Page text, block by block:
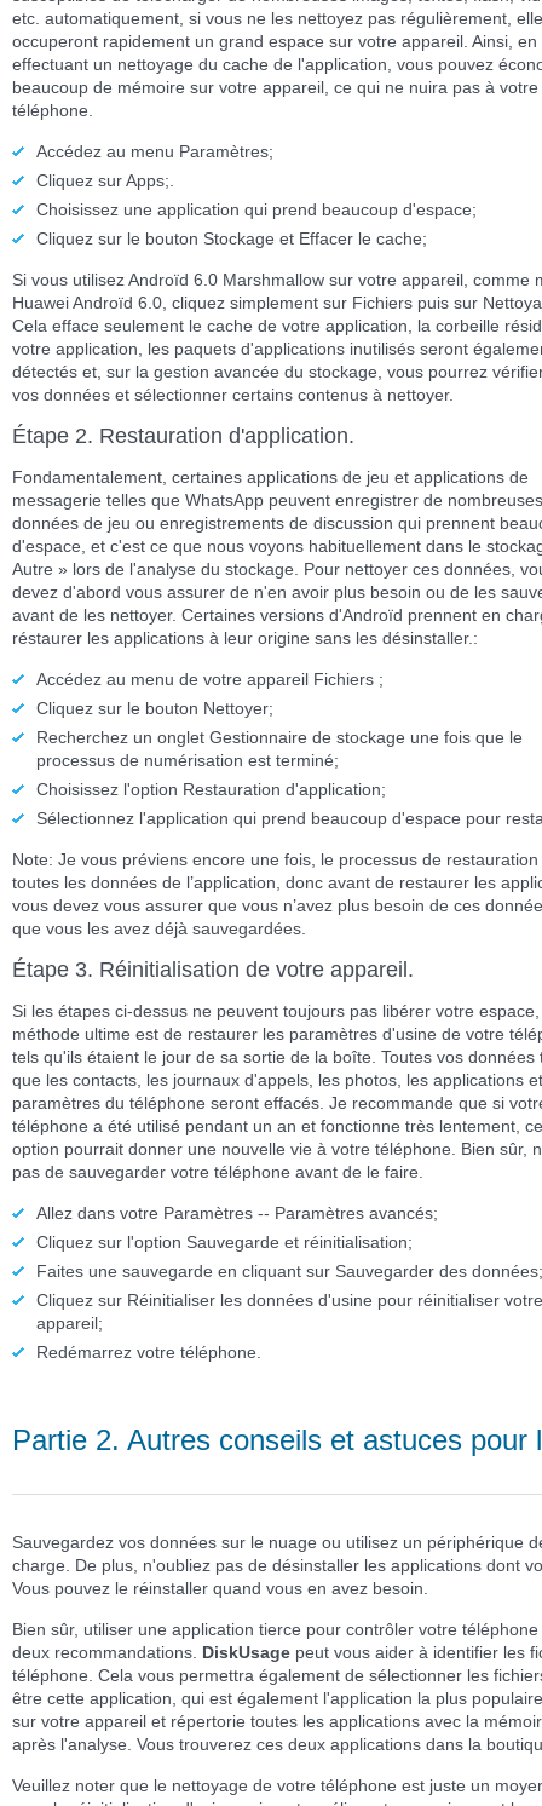
etc. automatiquement, si vous ne les nettoyez pas régulièrement,
occuperont rapidement un grand espace sur votre appareil. Ainsi, en
effectuant un nettoyage du cache de l'application, vous pouvez
beaucoup de mémoire sur votre appareil, ce qui ne nuira pas à votre
téléphone.
Accédez au menu Paramètres;
Cliquez surApps;.
Choisissez une application qui prend beaucoup d'espace;
Cliquez sur le bouton Stockage et Effacer le cache;
Si vous utilisez Androïd 6.0 Marshmallow sur votre appareil, comme
Huawei Androïd 6.0, cliquez simplement sur Fichiers puis sur
Cela efface seulement le cache de votre application, la corbeille
votre application, les paquets d'applications inutilisés seront
détectés et, sur la gestion avancée du stockage, vous pourrez
vos données et sélectionner certains contenus à nettoyer.
Étape 2. Restauration d'application.
Fondamentalement, certaines applications de jeu et applications de
messagerie telles que WhatsApp peuvent enregistrer de nombreuses
données de jeu ou enregistrements de discussion qui prennent
d'espace, et c'est ce que nous voyons habituellement dans le
Autre » lors de l'analyse du stockage. Pour nettoyer ces données,
devez d'abord vous assurer de n'en avoir plus besoin ou de les
avant de les nettoyer. Certaines versions d'Androïd prennent en
réstaurer les applications à leur origine sans les désinstaller.:
Accédez au menu de votre appareil Fichiers ;
Cliquez sur le bouton Nettoyer;
Recherchez un onglet Gestionnaire de stockage une fois que le
processus de numérisation est terminé;
Choisissez l'option Restauration d'application;
Sélectionnez l'application qui prend beaucoup d'espace pour
Note: Je vous préviens encore une fois, le processus de
toutes les données de l’application, donc avant de restaurer les
vous devez vous assurer que vous n’avez plus besoin de ces
que vous les avez déjà sauvegardées.
Étape 3. Réinitialisation de votre appareil.
Si les étapes ci-dessus ne peuvent toujours pas libérer votre
méthode ultime est de restaurer les paramètres d'usine de votre
tels qu'ils étaient le jour de sa sortie de la boîte. Toutes vos données
que les contacts, les journaux d'appels, les photos, les applications
paramètres du téléphone seront effacés. Je recommande que si
téléphone a été utilisé pendant un an et fonctionne très lentement,
option pourrait donner une nouvelle vie à votre téléphone. Bien sûr,
pas de sauvegarder votre téléphone avant de le faire.
Allez dans votre Paramètres -- Paramètres avancés;
Cliquez sur l'option Sauvegarde et réinitialisation;
Faites une sauvegarde en cliquant sur Sauvegarder des données;
Cliquez sur Réinitialiser les données d'usine pour réinitialiser votre
appareil;
Redémarrez votre téléphone.
Partie 2. Autres conseils et astuces pour
Sauvegardez vos données sur le nuage ou utilisez un périphérique
charge. De plus, n'oubliez pas de désinstaller les applications dont
Vous pouvez le réinstaller quand vous en avez besoin.
Bien sûr, utiliser une application tierce pour contrôler votre
deux recommandations. DiskUsage peut vous aider à identifier les
téléphone. Cela vous permettra également de sélectionner les
être cette application, qui est également l'application la plus
sur votre appareil et répertorie toutes les applications avec la
après l'analyse. Vous trouverez ces deux applications dans la
Veuillez noter que le nettoyage de votre téléphone est juste un